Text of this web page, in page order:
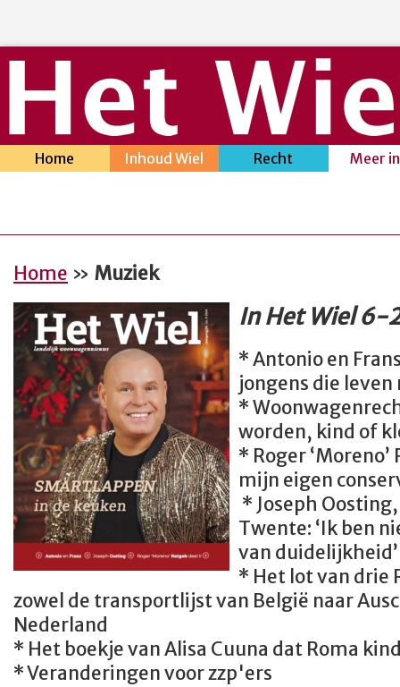
Home Inhoud Wiel Recht Meer
Home » Muziek
In Het Wiel 6-
* Antonio en
jongens die leven
*
worden, kind of
* Roger
mijn eigen
* Joseph
Twente: ‘Ik ben
van duidelijkheid’
* Het lot van drie
zowel de transportlijst van België naar
Nederland
* Het boekje van Alisa Cuuna dat Roma
* Veranderingen voor zzp'ers